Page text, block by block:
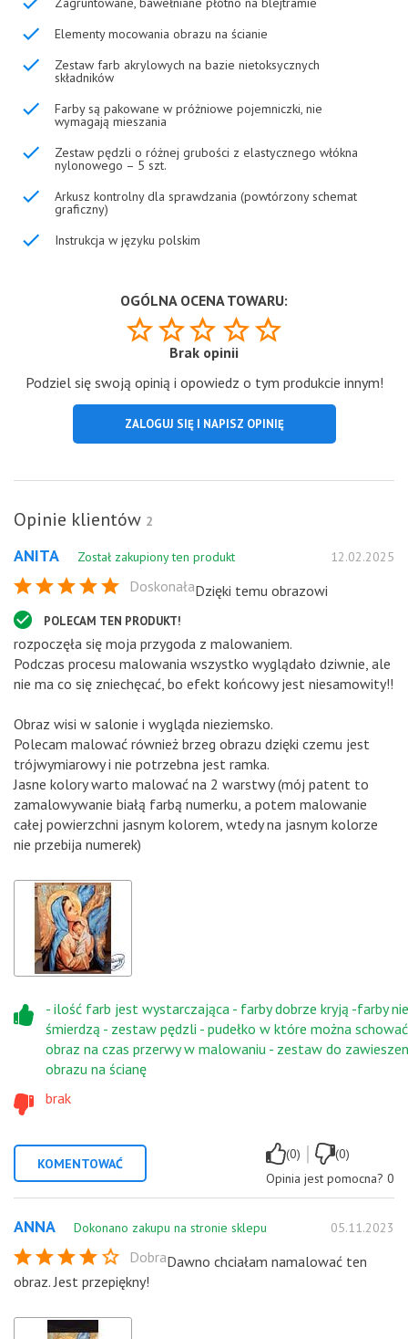
Elementy mocowania obrazu na ścianie
Zestaw farb akrylowych na bazie nietoksycznych
składników
Farby są pakowane w próżniowe pojemniczki, nie
wymagają mieszania
Zestaw pędzli o różnej grubości z elastycznego włókna
nylonowego – 5 szt.
Arkusz kontrolny dla sprawdzania (powtórzony schemat
graficzny)
Instrukcja w języku polskim
OGÓLNA OCENA TOWARU:
Brak opinii
Podziel się swoją opinią i opowiedz o tym produkcie innym!
ZALOGUJ SIĘ I NAPISZ OPINIĘ
Opinie klientów 2
ANITA Został zakupiony ten produkt 12.02.2025
Doskonała
POLECAM TEN PRODUKT!
Dzięki temu obrazowi
rozpoczęła się moja przygoda z malowaniem.
Podczas procesu malowania wszystko wyglądało dziwnie, ale
nie ma co się zniechęcać, bo efekt końcowy jest niesamowity!!
Obraz wisi w salonie i wygląda nieziemsko.
Polecam malować również brzeg obrazu dzięki czemu jest
trójwymiarowy i nie potrzebna jest ramka.
Jasne kolory warto malować na 2 warstwy (mój patent to
zamalowywanie białą farbą numerku, a potem malowanie
całej powierzchni jasnym kolorem, wtedy na jasnym kolorze
nie przebija numerek)
brak
- ilość farb jest wystarczająca - farby dobrze kryją -farby nie
śmierdzą - zestaw pędzli - pudełko w które można schować
obraz na czas przerwy w malowaniu - zestaw do
obrazu na ścianę
KOMENTOWAĆ
(0) |
(0)
Opinia jest pomocna? 0
ANNA Dokonano zakupu na stronie sklepu 05.11.2023
DobraDawno chciałam namalować ten
obraz. Jest przepiękny!